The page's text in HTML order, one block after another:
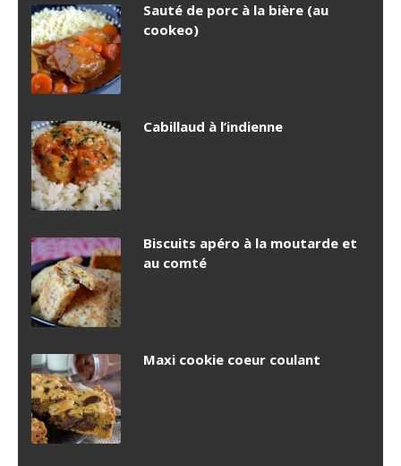
Sauté de porc à la bière (au
cookeo)
Cabillaud à l’indienne
Biscuits apéro à la moutarde et
au comté
Maxi cookie coeur coulant